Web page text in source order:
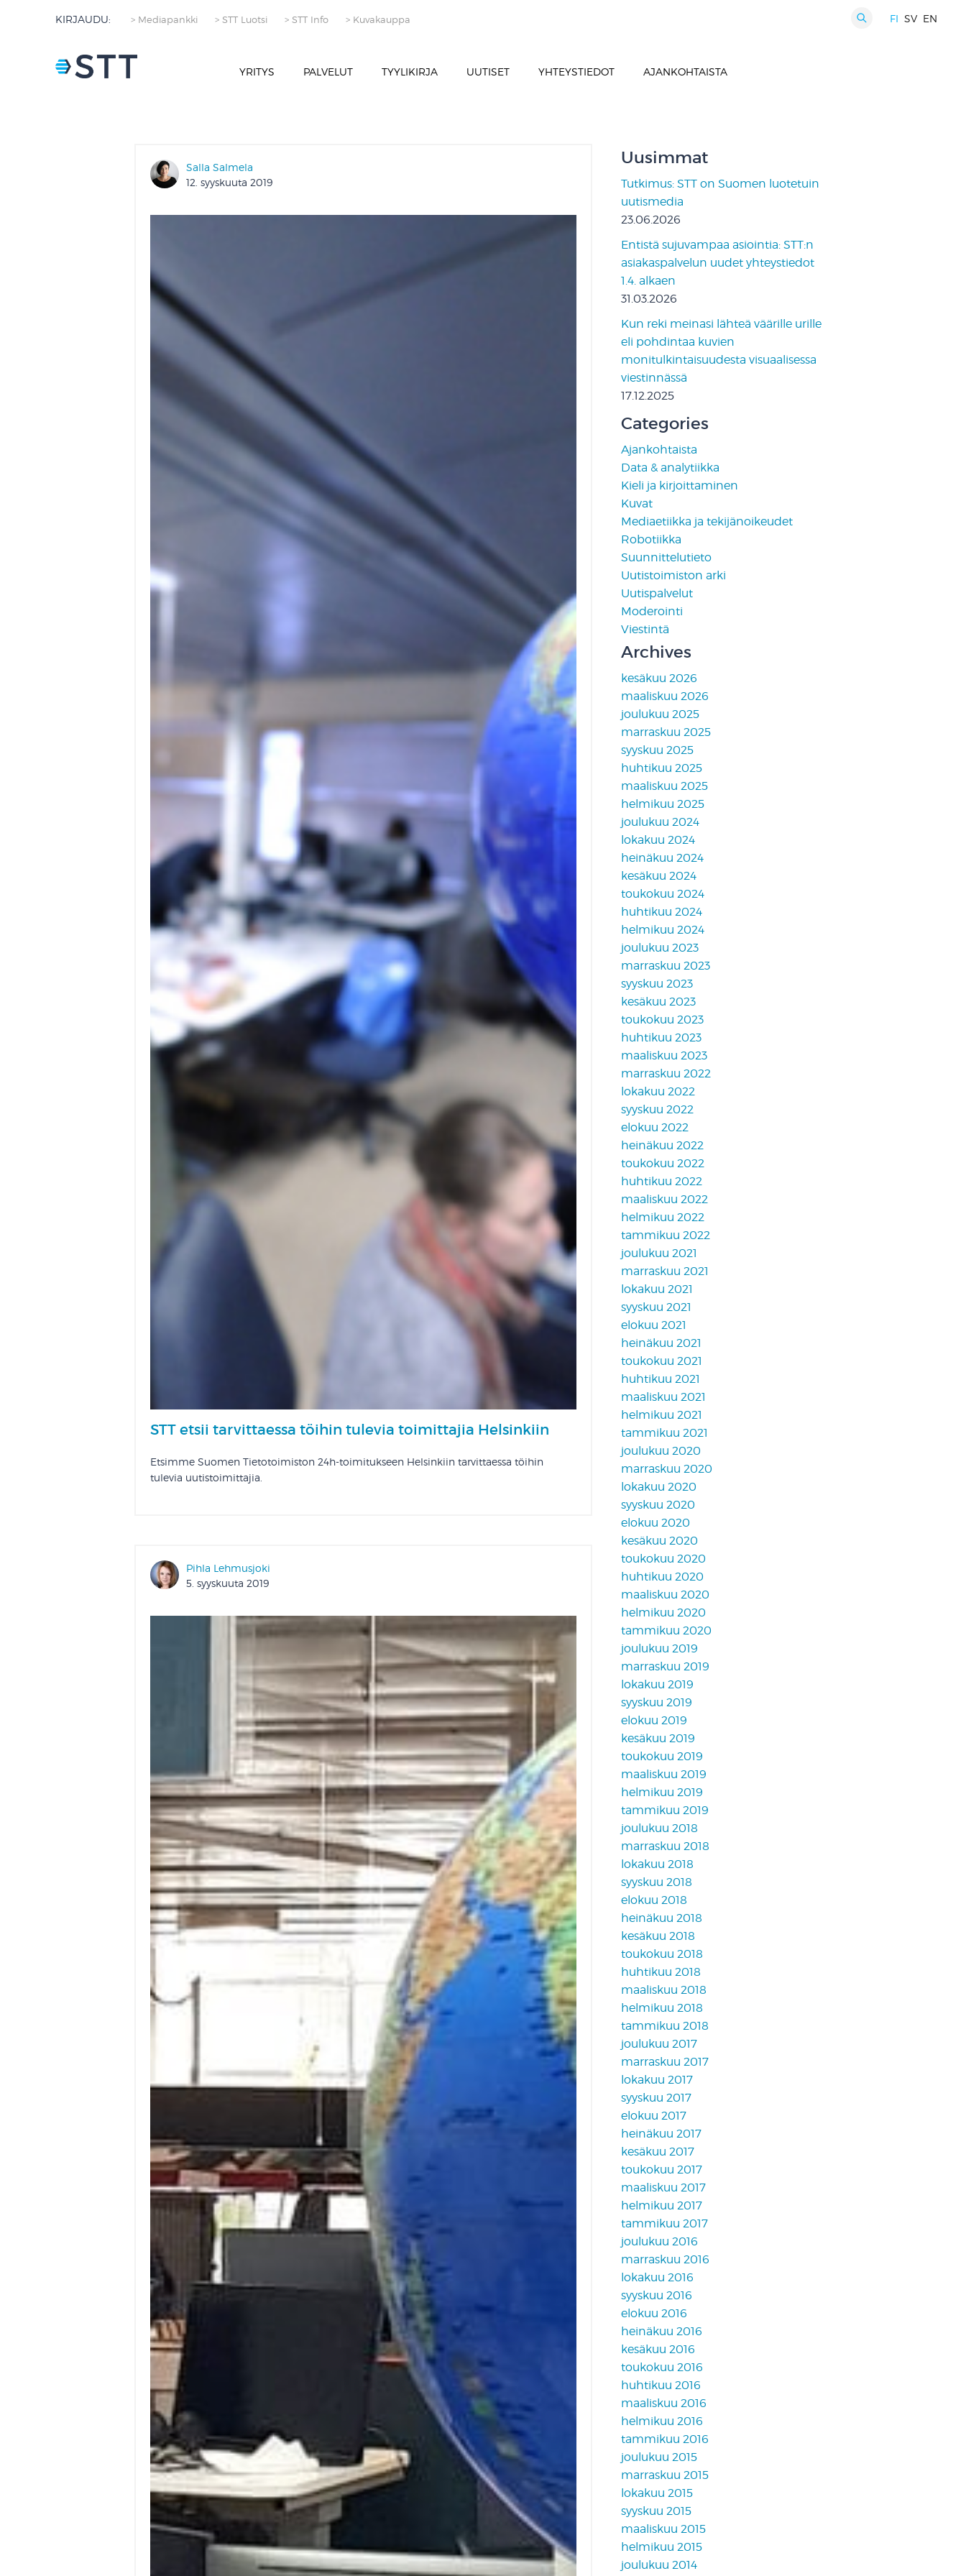
FI SV EN
KIRJAUDU: > Mediapankki > STT Luotsi > STT Info > Kuvakauppa
YRITYS PALVELUT TYYLIKIRJA UUTISET YHTEYSTIEDOT AJANKOHTAISTA
Salla Salmela
12. syyskuuta 2019
STT etsii tarvittaessa töihin tulevia toimittajia Helsinkiin
Etsimme Suomen Tietotoimiston 24h-toimitukseen Helsinkiin tarvittaessa töihin
tulevia uutistoimittajia.
Pihla Lehmusjoki
5. syyskuuta 2019
Uusimmat
Tutkimus: STT on Suomen luotetuin
uutismedia
23.06.2026
Entistä sujuvampaa asiointia: STT:n
asiakaspalvelun uudet yhteystiedot
1.4. alkaen
31.03.2026
Kun reki meinasi lähteä väärille urille
eli pohdintaa kuvien
monitulkintaisuudesta visuaalisessa
viestinnässä
17.12.2025
Categories
Ajankohtaista
Data & analytiikka
Kieli ja kirjoittaminen
Kuvat
Mediaetiikka ja tekijänoikeudet
Robotiikka
Suunnittelutieto
Uutistoimiston arki
Uutispalvelut
Moderointi
Viestintä
Archives
kesäkuu 2026
maaliskuu 2026
joulukuu 2025
marraskuu 2025
syyskuu 2025
huhtikuu 2025
maaliskuu 2025
helmikuu 2025
joulukuu 2024
lokakuu 2024
heinäkuu 2024
kesäkuu 2024
toukokuu 2024
huhtikuu 2024
helmikuu 2024
joulukuu 2023
marraskuu 2023
syyskuu 2023
kesäkuu 2023
toukokuu 2023
huhtikuu 2023
maaliskuu 2023
marraskuu 2022
lokakuu 2022
syyskuu 2022
elokuu 2022
heinäkuu 2022
toukokuu 2022
huhtikuu 2022
maaliskuu 2022
helmikuu 2022
tammikuu 2022
joulukuu 2021
marraskuu 2021
lokakuu 2021
syyskuu 2021
elokuu 2021
heinäkuu 2021
toukokuu 2021
huhtikuu 2021
maaliskuu 2021
helmikuu 2021
tammikuu 2021
joulukuu 2020
marraskuu 2020
lokakuu 2020
syyskuu 2020
elokuu 2020
kesäkuu 2020
toukokuu 2020
huhtikuu 2020
maaliskuu 2020
helmikuu 2020
tammikuu 2020
joulukuu 2019
marraskuu 2019
lokakuu 2019
syyskuu 2019
elokuu 2019
kesäkuu 2019
toukokuu 2019
maaliskuu 2019
helmikuu 2019
tammikuu 2019
joulukuu 2018
marraskuu 2018
lokakuu 2018
syyskuu 2018
elokuu 2018
heinäkuu 2018
kesäkuu 2018
toukokuu 2018
huhtikuu 2018
maaliskuu 2018
helmikuu 2018
tammikuu 2018
joulukuu 2017
marraskuu 2017
lokakuu 2017
syyskuu 2017
elokuu 2017
heinäkuu 2017
kesäkuu 2017
toukokuu 2017
maaliskuu 2017
helmikuu 2017
tammikuu 2017
joulukuu 2016
marraskuu 2016
lokakuu 2016
syyskuu 2016
elokuu 2016
heinäkuu 2016
kesäkuu 2016
toukokuu 2016
huhtikuu 2016
maaliskuu 2016
helmikuu 2016
tammikuu 2016
joulukuu 2015
marraskuu 2015
lokakuu 2015
syyskuu 2015
maaliskuu 2015
helmikuu 2015
joulukuu 2014